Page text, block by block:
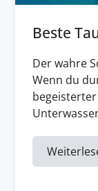
Beste
Der wahre
Wenn du